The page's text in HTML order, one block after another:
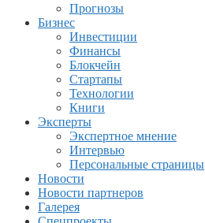
Прогнозы
Бизнес
Инвестиции
Финансы
Блокчейн
Стартапы
Технологии
Книги
Эксперты
Экспертное мнение
Интервью
Персональные страницы
Новости
Новости партнеров
Галерея